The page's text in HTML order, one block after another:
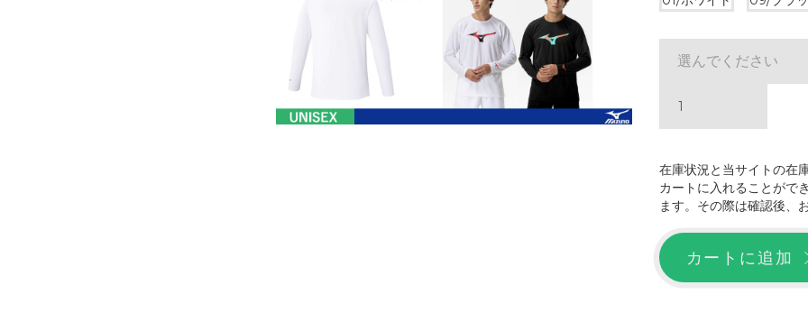
選んでください
在庫状況と当サイトの在
カートに入れることがで
ます。その際は確認後、
カートに追加